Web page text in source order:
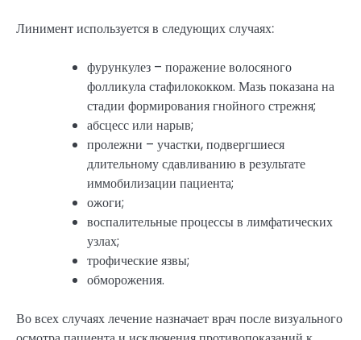
Линимент используется в следующих случаях:
фурункулез – поражение волосяного
фолликула стафилококком. Мазь показана на
стадии формирования гнойного стрежня;
абсцесс или нарыв;
пролежни – участки, подвергшиеся
длительному сдавливанию в результате
иммобилизации пациента;
ожоги;
воспалительные процессы в лимфатических
узлах;
трофические язвы;
обморожения.
Во всех случаях лечение назначает врач после визуального